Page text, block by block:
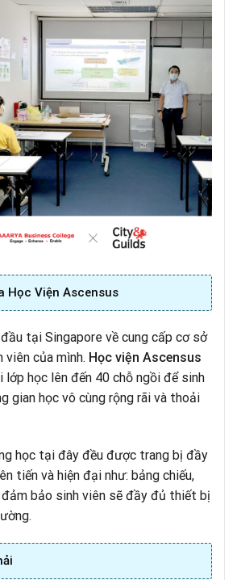
Học Viện Ascensus
đầu tại Singapore về cung cấp cơ sở
của mình. Học viện Ascensus
lớp học lên đến 40 chỗ ngồi để sinh
gian học vô cùng rộng rãi và thoải
học tại đây đều được trang bị đầy
tiến và hiện đại như: bảng chiếu,
đảm bảo sinh viên sẽ đầy đủ thiết bị